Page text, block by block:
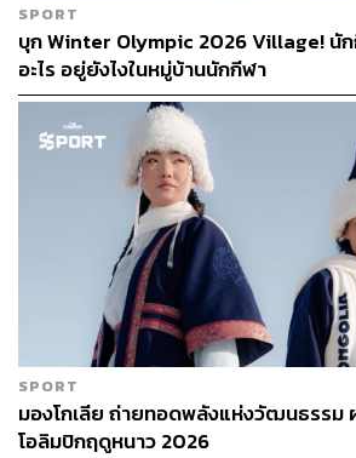
SPORT
บุก Winter Olympic 2026 Village! นั
อะไร อยู่ยังไงในหมู่บ้านนักกีฬา
SPORT
มองโกเลีย ถ่ายทอดพลังแห่งวัฒนธรรม
โอลิมปิกฤดูหนาว 2026